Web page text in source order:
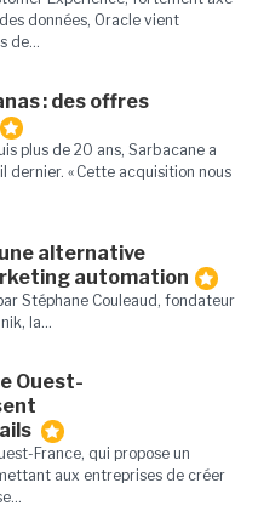
données, Oracle vient
de...
: des offres
plus de 20 ans, Sarbacane a
dernier. « Cette acquisition nous
alternative
automation
Stéphane Couleaud, fondateur
la...
Ouest-
France, qui propose un
aux entreprises de créer